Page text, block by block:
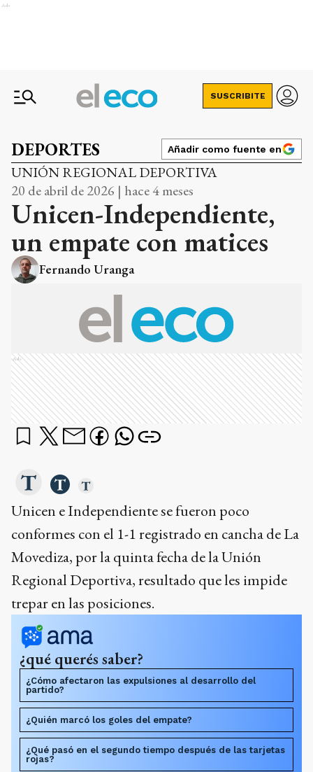
Ads
SUSCRIBITE
DEPORTES Añadir como fuente en
UNIÓN REGIONAL DEPORTIVA
20 de abril de 2026 | hace 4 meses
Unicen-Independiente,
un empate con matices
Fernando Uranga
Ads
Unicen e Independiente se fueron poco
conformes con el 1-1 registrado en cancha de La
Movediza, por la quinta fecha de la Unión
Regional Deportiva, resultado que les impide
trepar en las posiciones.
¿qué querés saber?
¿Cómo afectaron las expulsiones al desarrollo del
partido?
¿Quién marcó los goles del empate?
¿Qué pasó en el segundo tiempo después de las tarjetas
rojas?